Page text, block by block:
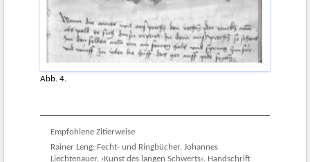
Abb. 4.
Empfohlene Zitierweise
Rainer Leng: Fecht- und Ringbücher. Johannes
Liechtenauer, ›Kunst des langen Schwerts‹. Handschrift